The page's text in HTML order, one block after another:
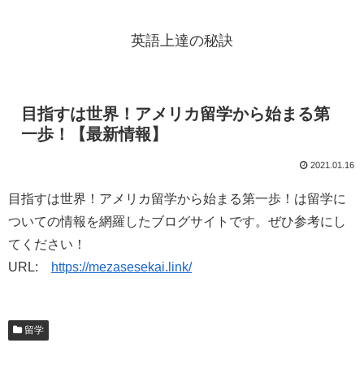
英語上達の秘訣
目指すは世界！アメリカ留学から始まる第
一歩！【最新情報】
2021.01.16
目指すは世界！アメリカ留学から始まる第一歩！は留学に
ついての情報を網羅したブログサイトです。ぜひ参考にし
てください！
URL:
https://mezasesekai.link/
留学